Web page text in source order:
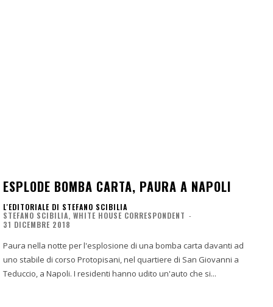
ESPLODE BOMBA CARTA, PAURA A NAPOLI
L'EDITORIALE DI STEFANO SCIBILIA
STEFANO SCIBILIA, WHITE HOUSE CORRESPONDENT -
31 DICEMBRE 2018
Paura nella notte per l'esplosione di una bomba carta davanti ad
uno stabile di corso Protopisani, nel quartiere di San Giovanni a
Teduccio, a Napoli. I residenti hanno udito un'auto che si...